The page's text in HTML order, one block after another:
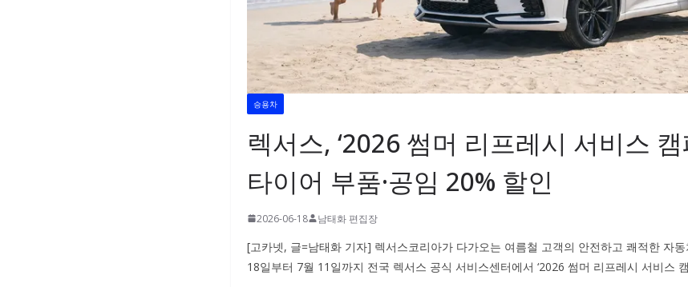
승용차
렉서스, ‘2026 썸머 리프레시 서비스
타이어 부품·공임 20% 할인
2026-06-18 남태화 편집장
[고카넷, 글=남태화 기자] 렉서스코리아가 다가오는 여름철 고객의 안전하고 쾌적한 자
18일부터 7월 11일까지 전국 렉서스 공식 서비스센터에서 ‘2026 썸머 리프레시 서비스